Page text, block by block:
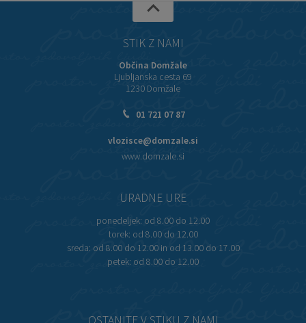
STIK Z NAMI
Občina Domžale
Ljubljanska cesta 69
1230 Domžale
01 721 07 87
vlozisce@domzale.si
www.domzale.si
URADNE URE
ponedeljek: od 8.00 do 12.00
torek: od 8.00 do 12.00
sreda: od 8.00 do 12.00 in od 13.00 do 17.00
petek: od 8.00 do 12.00